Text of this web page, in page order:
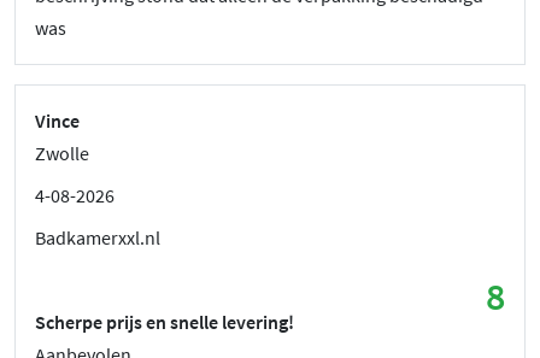
was
Vince
Zwolle
4-08-2026
Badkamerxxl.nl
8
Scherpe prijs en snelle levering!